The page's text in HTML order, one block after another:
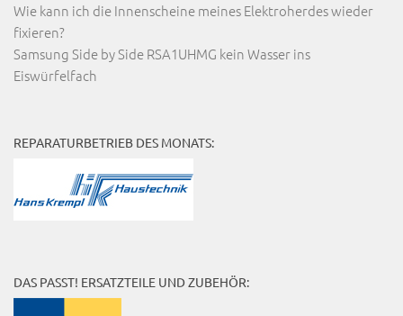
Wie kann ich die Innenscheine meines Elektroherdes wieder
fixieren?
Samsung Side by Side RSA1UHMG kein Wasser ins
Eiswürfelfach
REPARATURBETRIEB DES MONATS:
DAS PASST! ERSATZTEILE UND ZUBEHÖR: